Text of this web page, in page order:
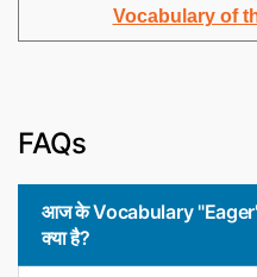
Vocabulary of
FAQs
आज के Vocabulary "Eager"
क्या है?